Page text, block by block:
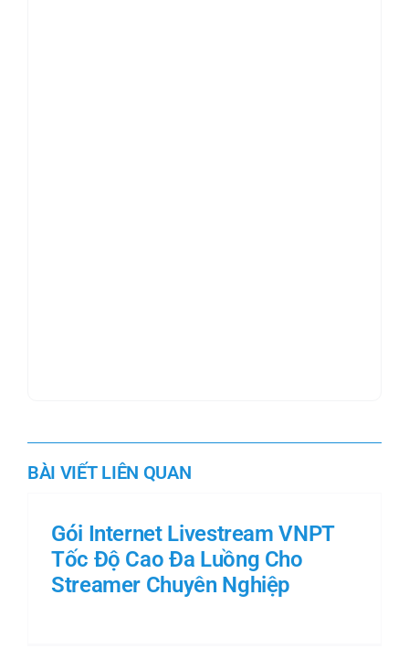
BÀI VIẾT LIÊN QUAN
Gói Internet Livestream VNPT
Tốc Độ Cao Đa Luồng Cho
Streamer Chuyên Nghiệp